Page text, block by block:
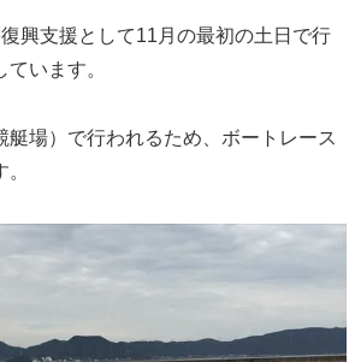
興支援として11月の最初の土日で行
います。
艇場）で行われるため、ボートレース